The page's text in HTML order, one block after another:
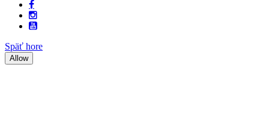
Späť hore
Allow